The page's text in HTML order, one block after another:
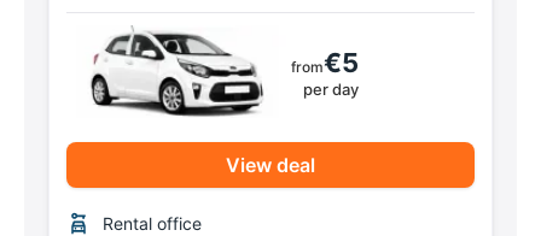
from€5
per day
View deal
Rental office